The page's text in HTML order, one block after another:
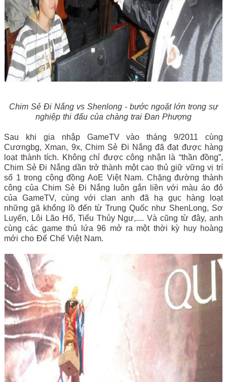
Chim Sẻ Đi Nắng vs Shenlong - bước ngoặt lớn trong sự
nghiệp thi đấu của chàng trai Đan Phượng
Sau khi gia nhập GameTV vào tháng 9/2011 cùng
Cươngbg, Xman, 9x, Chim Sẻ Đi Nắng đã đạt được hàng
loạt thành tích. Không chỉ được công nhận là “thần đồng”,
Chim Sẻ Đi Nắng dần trở thành một cao thủ giữ vững vị trí
số 1 trong cộng đồng AoE Việt Nam. Chặng đường thành
công của Chim Sẻ Đi Nắng luôn gắn liền với màu áo đỏ
của GameTV, cùng với clan anh đã hạ gục hàng loạt
những gã khổng lồ đến từ Trung Quốc như ShenLong, Sơ
Luyến, Lôi Lão Hổ, Tiểu Thủy Ngư,.... Và cũng từ đây, anh
cùng các game thủ lứa 96 mở ra một thời kỳ huy hoàng
mới cho Đế Chế Việt Nam.